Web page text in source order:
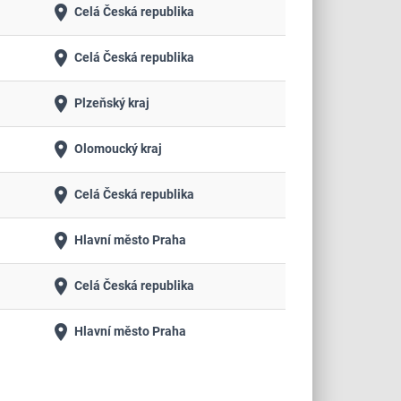
place Celá Česká republika
place Celá Česká republika
place Plzeňský kraj
place Olomoucký kraj
place Celá Česká republika
place Hlavní město Praha
place Celá Česká republika
place Hlavní město Praha